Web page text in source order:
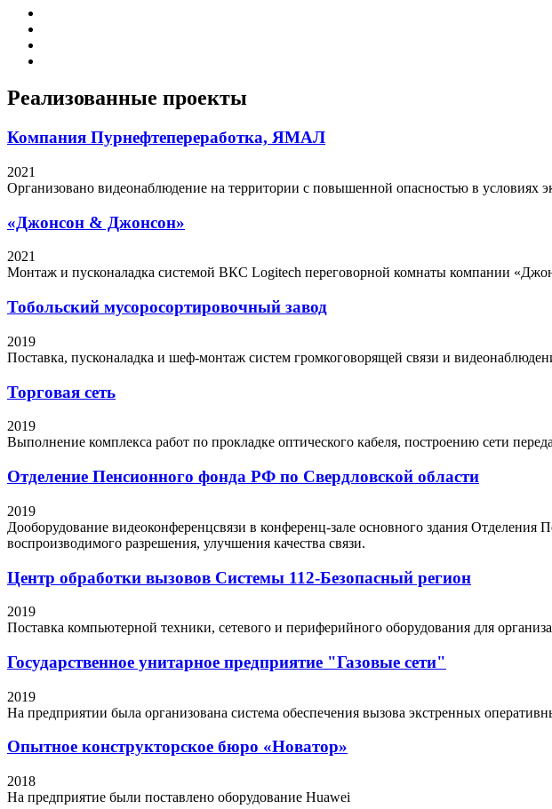
Реализованные проекты
Компания Пурнефтепереработка, ЯМАЛ
2021
Организовано видеонаблюдение на территории с повышенной опасностью в условиях
«Джонсон & Джонсон»
2021
Монтаж и пусконаладка системой ВКС Logitech переговорной комнаты компании
Тобольский мусоросортировочный завод
2019
Поставка, пусконаладка и шеф-монтаж систем громкоговорящей связи и
Торговая сеть
2019
Выполнение комплекса работ по прокладке оптического кабеля, построению сети
Отделение Пенсионного фонда РФ по Свердловской области
2019
Дооборудование видеоконференцсвязи в конференц-зале основного здания
воспроизводимого разрешения, улучшения качества связи.
Центр обработки вызовов Системы 112-Безопасный регион
2019
Поставка компьютерной техники, сетевого и периферийного оборудования для
Государственное унитарное предприятие "Газовые сети"
2019
На предприятии была организована система обеспечения вызова экстренных
Опытное конструкторское бюро «Новатор»
2018
На предприятие были поставлено оборудование Huawei